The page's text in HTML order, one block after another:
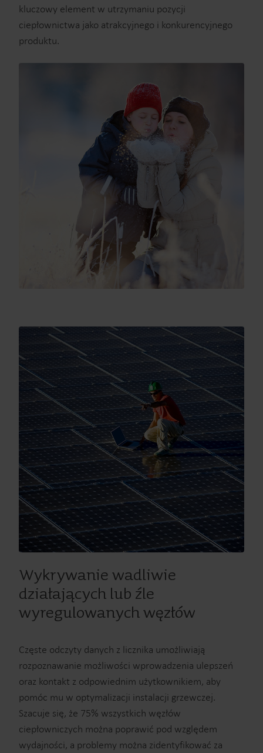
kluczowy element w utrzymaniu pozycji
ciepłownictwa jako atrakcyjnego i konkurencyjnego
produktu.
Wykrywanie wadliwie
działających lub źle
wyregulowanych węzłów
Częste odczyty danych z licznika umożliwiają
rozpoznawanie możliwości wprowadzenia ulepszeń
oraz kontakt z odpowiednim użytkownikiem, aby
pomóc mu w optymalizacji instalacji grzewczej.
Szacuje się, że 75% wszystkich węzłów
ciepłowniczych można poprawić pod względem
wydajności, a problemy można zidentyfikować za